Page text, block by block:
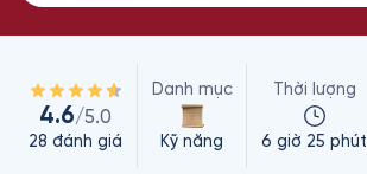
4.6/5.0
28 đánh giá
Danh mục
Kỹ năng
Thời lượng
6 giờ 25 phút